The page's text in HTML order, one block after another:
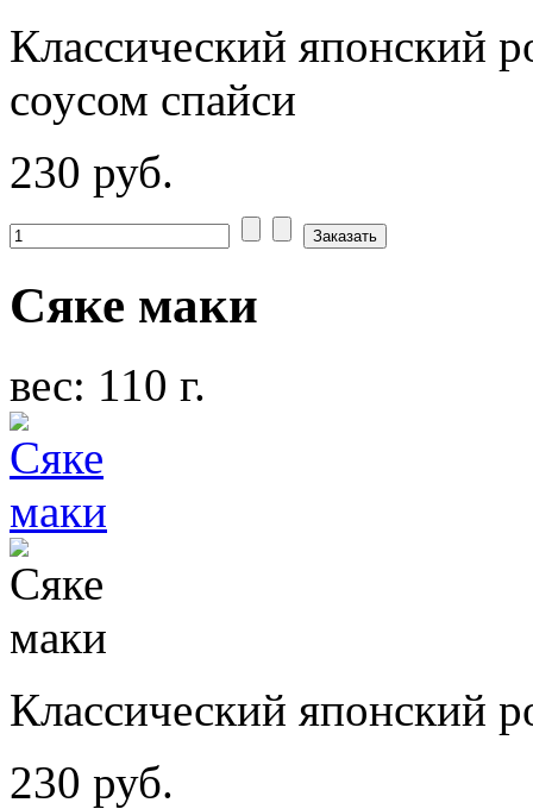
Классический японский
соусом спайси
230 руб.
Сяке маки
вес: 110 г.
Классический японский
230 руб.